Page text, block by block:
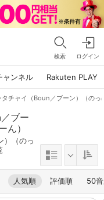
検索 ログイン
ャンネル Rakuten PLAY
タチャイ（Boun／ブーン）（の
ブー
ん）
）（のっ
人気順 評価順 50